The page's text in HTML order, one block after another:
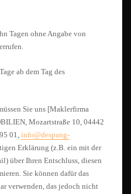
Tagen ohne Angabe von
ab dem Tag des
Sie uns [Maklerfirma
Mozartstraße 10, 04442
01, info@despang-
Erklärung (z.B. ein mit der
über Ihren Entschluss, diesen
Sie können dafür das
verwenden, das jedoch nicht